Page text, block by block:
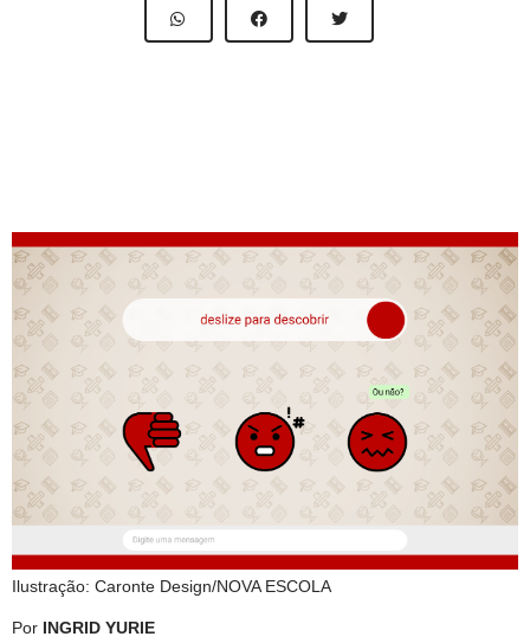
Ilustração: Caronte Design/NOVA ESCOLA
Por INGRID YURIE